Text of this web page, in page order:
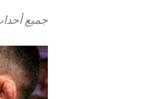
جميع